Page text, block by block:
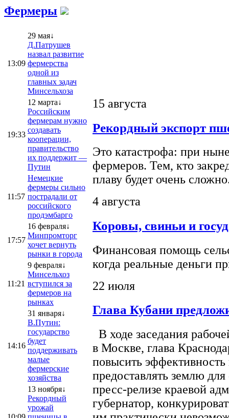
Фермеры
13:09
29 мая↓
Д.Патрушев
назвал развитие
фермерства
одной из
главных задач
Минсельхоза
19:33
12 марта↓
Российским
фермерам нужно
создавать
кооперации,
правительство
их поддержит —
Путин
11:57
Немецкие
фермеры сильно
пострадали от
российского
продэмбарго
17:57
16 февраля↓
Минпромторг
хочет вернуть
рынки в города
11:21
9 февраля↓
Минсельхоз
вступился за
фермеров на
рынках
14:16
31 января↓
В.Путин:
государство
будет
поддерживать
малые
фермерские
хозяйства
13 ноября↓
Рекордный
урожай
15 августа
Рекордный экспорт
Это катастрофа: при
фермеров. Тем, кто
плаву будет очень
4 августа
Коровы, свиньи и
Финансовая помощь
когда реальные деньги
22 июля
Глава Кубани
В ходе заседания
в Москве, глава
повысить эффективность
предоставлять землю
пресс-релизе краевой
губернатор,